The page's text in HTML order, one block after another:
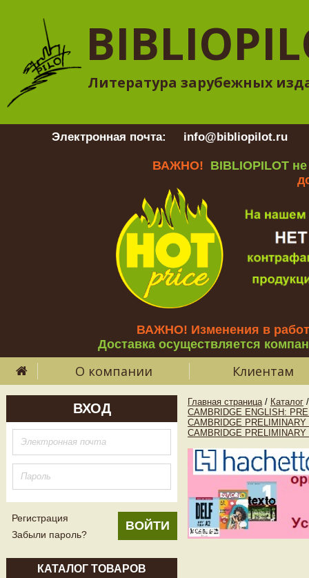
Литература зарубежных
Электронная почта: info@bibliopilot.ru
ВАЖНО! BIBLIOPILOT
ВАЖНО! Изменения в
Доставка осуществляется
О компании Клиентам
ВХОД
Регистрация
Забыли пароль?
КАТАЛОГ ТОВАРОВ
Главная страница / Каталог /
CAMBRIDGE ENGLISH:
CAMBRIDGE
CAMBRIDGE